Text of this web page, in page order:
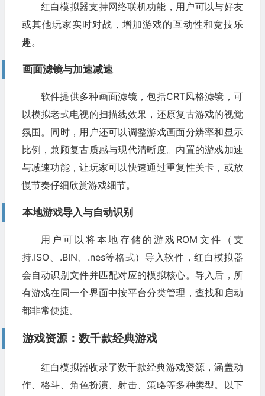
红白模拟器支持网络联机功能，用户可以与好友
或其他玩家实时对战，增加游戏的互动性和竞技乐
趣。
画面滤镜与加速减速
软件提供多种画面滤镜，包括CRT风格滤镜，可
以模拟老式电视的扫描线效果，还原复古游戏的视觉
氛围。同时，用户还可以调整游戏画面分辨率和显示
比例，兼顾复古质感与现代清晰度。内置的游戏加速
与减速功能，让玩家可以快速通过重复性关卡，或放
慢节奏仔细欣赏游戏细节。
本地游戏导入与自动识别
用户可以将本地存储的游戏ROM文件（支
持.ISO、.BIN、.nes等格式）导入软件，红白模拟器
会自动识别文件并匹配对应的模拟核心。导入后，所
有游戏在同一个界面中按平台分类管理，查找和启动
都非常便捷。
游戏资源：数千款经典游戏
红白模拟器收录了数千款经典游戏资源，涵盖动
作、格斗、角色扮演、射击、策略等多种类型。以下